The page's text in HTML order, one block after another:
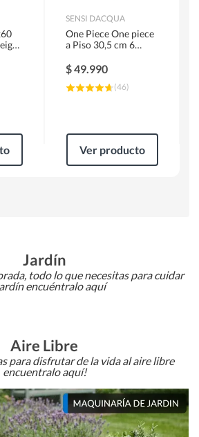
SENSI DACQUA
One Piece One piece
a Piso 30,5 cm 6
$49.990
(46)
Ver producto
Jardín
todo lo que necesitas para cuidar
encuéntralo aquí
Aire Libre
para disfrutar de la vida al aire libre
encuentralo aquí!